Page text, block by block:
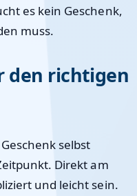
es kein Geschenk,
muss.
den richtigen
selbst
Direkt am
und leicht sein.